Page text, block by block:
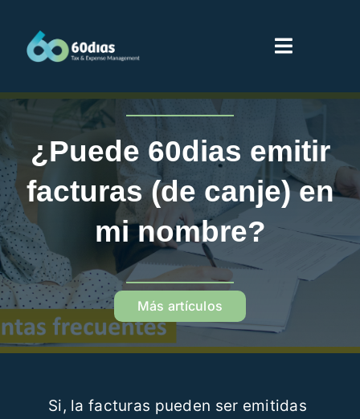
contenido
Toggle
Inicio
Servicios
Sobre 60dias
Partners
Proveedores
¿Puede 60dias emitir
facturas (de canje) en
mi nombre?
Más artículos
Si, la facturas pueden ser emitidas